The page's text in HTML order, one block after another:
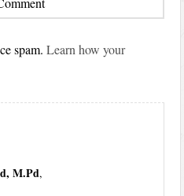
spam.Learn how your
M.Pd,